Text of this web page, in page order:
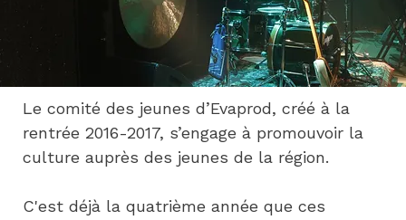
Le comité des jeunes d’Evaprod, créé à la
rentrée 2016-2017, s’engage à promouvoir la
culture auprès des jeunes de la région.
C'est déjà la quatrième année que ces